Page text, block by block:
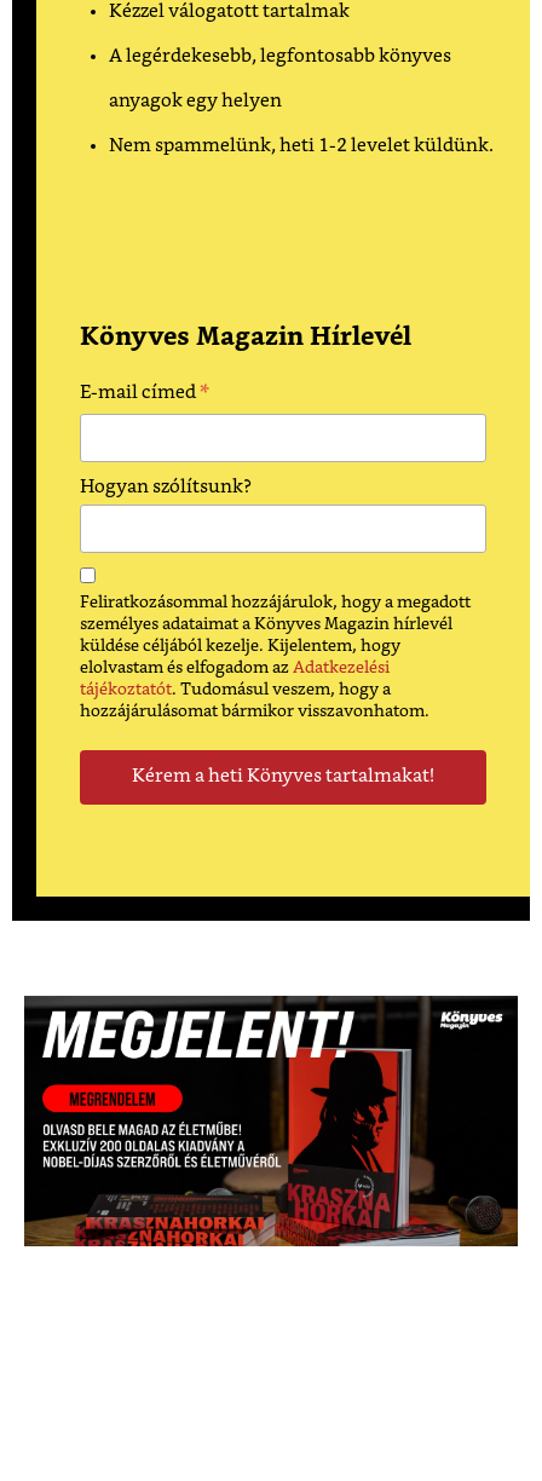
Kézzel válogatott tartalmak
A legérdekesebb, legfontosabb könyves
anyagok egy helyen
Nem spammelünk, heti 1-2 levelet küldünk.
Könyves Magazin Hírlevél
E-mail címed *
Hogyan szólítsunk?
Feliratkozásommal hozzájárulok, hogy a megadott
személyes adataimat a Könyves Magazin hírlevél
küldése céljából kezelje. Kijelentem, hogy
elolvastam és elfogadom az Adatkezelési
tájékoztatót. Tudomásul veszem, hogy a
hozzájárulásomat bármikor visszavonhatom.